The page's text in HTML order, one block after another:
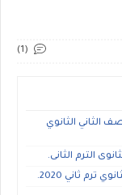
(1)
الثاني الثانوي
الترم الثانى.
ثاني 2020.